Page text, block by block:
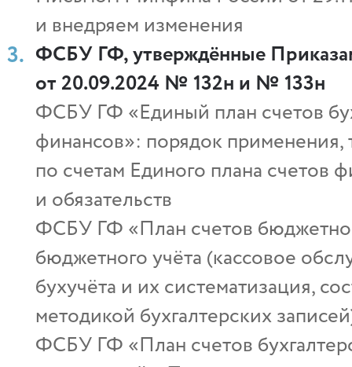
и внедряем изменения
ФСБУ ГФ, утверждённые
от 20.09.2024 № 132н и № 133н
ФСБУ ГФ «Единый план счетов
финансов»: порядок применения,
по счетам Единого плана счетов
и обязательств
ФСБУ ГФ «План счетов
бюджетного учёта (кассовое
бухучёта и их систематизация,
методикой бухгалтерских
ФСБУ ГФ «План счетов